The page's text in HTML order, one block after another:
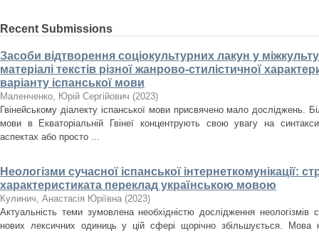
Recent Submissions
Засоби відтворення соціокультурних лакун у
матеріалі текстів різної жанрово-стилістичної
варіанту іспанської мови
Маленченко, Юрій Сергійович (2023)
Гвінейському діалекту іспанської мови присвячено мало досліджень.
мови в Екваторіальній Гвінеї концентрують свою увагу на
аспектах або просто ...
Неологізми сучасної іспанської інтернеткомунікації:
характеристиката переклад українською мовою
Кулинич, Анастасія Юріївна (2023)
Актуальність теми зумовлена необхідністю дослідження неологізмів
нових лексичних одиниць у цій сфері щорічно збільшується. Мова